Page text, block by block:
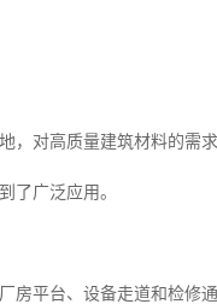
，对高质量建筑材料的需求
了广泛应用。
房平台、设备走道和检修通